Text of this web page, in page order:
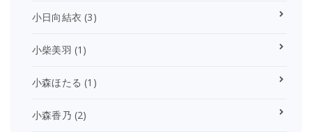
小日向結衣 (3)
小柴美羽 (1)
小森ほたる (1)
小森香乃 (2)